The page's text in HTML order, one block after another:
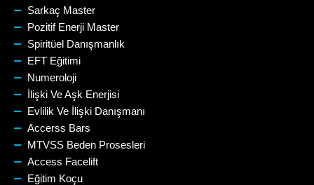
Sarkaç Master
Pozitif Enerji Master
Spiritüel Danışmanlık
EFT Eğitimi
Numeroloji
İlişki Ve Aşk Enerjisi
Evlilik Ve İlişki Danışmanı
Accerss Bars
MTVSS Beden Prosesleri
Access Facelift
Eğitim Koçu